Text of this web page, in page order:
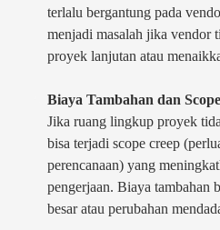
terlalu bergantung pada
menjadi masalah jika vendor
proyek lanjutan atau
Biaya Tambahan dan
Jika ruang lingkup proyek
bisa terjadi scope creep
perencanaan) yang
pengerjaan. Biaya tambahan
besar atau perubahan